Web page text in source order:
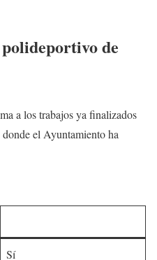
de
a los trabajos ya finalizados
el Ayuntamiento ha
Sí